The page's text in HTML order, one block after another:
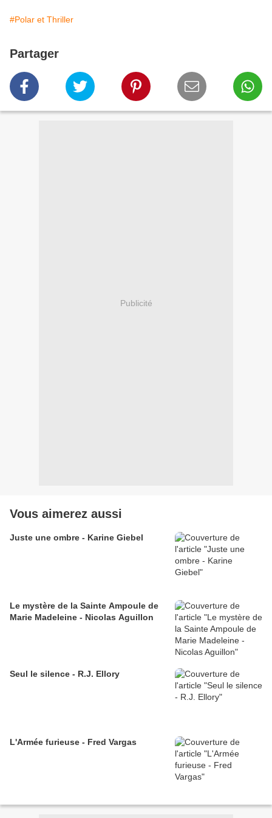
#Polar et Thriller
Partager
Publicité
Vous aimerez aussi
Juste une ombre - Karine Giebel
Le mystère de la Sainte Ampoule de
Marie Madeleine - Nicolas Aguillon
Seul le silence - R.J. Ellory
L'Armée furieuse - Fred Vargas